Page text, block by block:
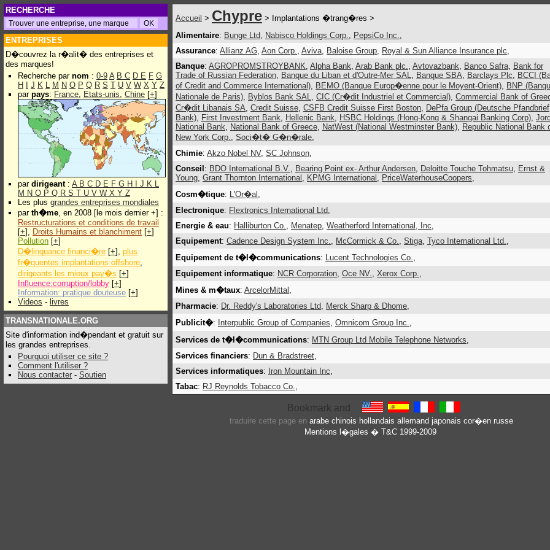
RECHERCHE
ENTREPRISES
D�couvrez la r�alit� des entreprises et
des marques!
Recherche par nom : 0-9 A B C D E F G
H
J K L M N O P Q R S T U V W X Y Z
par pays: France, Etats-unis, Chine [+]
par dirigeant: A B C D E F G H J K L
M N O P Q R S T U V W X Y Z
Les plus grandes entreprises mondiales
par th�me, en 2008 [le mois dernier +] :
Restructurations et conditions de travail
[+], Droits Humains et blanchiment [+]
Pollution [+]
D�linquance financi�re [+], plus
fr�quentes implantations offshore,
dirigeants les mieux pay�s [+]
Influence:corruption/lobby [+]
Information: pratique douteuse [+]
Videos - livres
TRANSNATIONALE.ORG
Site d'information ind�pendant et gratuit sur
les grandes entreprises.
Pourquoi utiliser ce site ?
Comment l'utiliser ?
Nous contacter - Soutien
Accueil > Chypre > Implantations �trang�res >
Alimentaire: Bunge Ltd, Nabisco Holdings Corp., PepsiCo Inc.,
Assurance: Allianz AG, Aon Corp., Aviva, Baloise Group, Royal & Sun Alliance Insurance plc,
Banque: AGROPROMSTROYBANK, Alpha Bank, Arab Bank plc., Avtovazbank, Banco Safra, Bank for
Trade of Russian Federation, Banque du Liban et d'Outre-Mer SAL, Banque SBA, Barclays Plc, BCCI
of Credit and Commerce International), BEMO (Banque Europ�enne pour le Moyent-Orient), BNP
Nationale de Paris), Byblos Bank SAL, CIC (Cr�dit Industriel et Commercial), Commercial Bank of
Cr�dit Libanais SA, Credit Suisse, CSFB Credit Suisse First Boston, DePfa Group (Deutsche Pfandbrief
Bank), First Investment Bank, Hellenic Bank, HSBC Holdings (Hong-Kong & Shangai Banking Corp),
National Bank, National Bank of Greece, NatWest (National Westminster Bank), Republic National Bank
New York Corp., Soci�t� G�n�rale,
Chimie: Akzo Nobel NV, SC Johnson,
Conseil : BDO International B.V., Bearing Point ex- Arthur Andersen, Deloitte Touche Tohmatsu, Ernst &
Young, Grant Thornton International , KPMG International , PriceWaterhouseCoopers,
Cosm�tique: L'Or�al ,
Electronique: Flextronics International Ltd,
Energie & eau: Halliburton Co., Menatep, Weatherford International, Inc,
Equipement: Cadence Design System Inc., McCormick & Co., Stiga, Tyco International Ltd.,
Equipement de t�l�communications: Lucent Technologies Co.,
Equipement informatique: NCR Corporation, Oce NV., Xerox Corp.,
Mines & m�taux: ArcelorMittal ,
Pharmacie: Dr. Reddy's Laboratories Ltd, Merck Sharp & Dhome,
Publicit�: Interpublic Group of Companies, Omnicom Group Inc.,
Services de t�l�communications: MTN Group Ltd Mobile Telephone Networks,
Services financiers: Dun & Bradstreet,
Services informatiques: Iron Mountain Inc,
Tabac: RJ Reynolds Tobacco Co.,
traduire cette page en arabe chinois hollandais allemand japonais cor�en russe
Mentions l�gales � T&C 1999-2009